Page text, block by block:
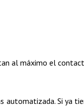
al máximo el
automatizada. Si ya